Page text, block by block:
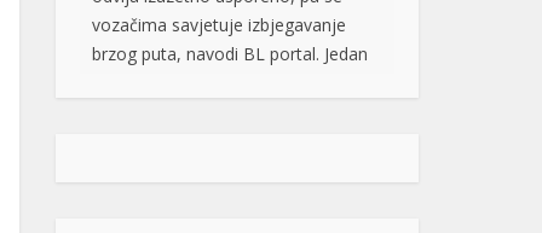
od vozača na društvenim […][...]
dana stižu pljuskovi i grmljavina